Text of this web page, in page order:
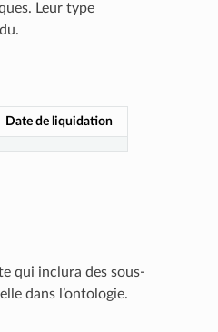
Leur type
Date de liquidation
qui inclura des sous-
dans l’ontologie.